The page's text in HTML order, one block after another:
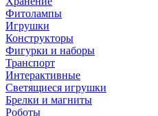
Фитолампы
Игрушки
Конструкторы
Фигурки и наборы
Транспорт
Интерактивные
Светящиеся игрушки
Брелки и магниты
Роботы